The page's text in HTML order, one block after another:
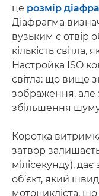
це розмір
Діафрагма
вузьким є отвір
кількість
Настройка ISO
світла: що вище
зображення, але
збільшення
Коротка
затвор
мілісекунду), дає
об’єкт, який
мотоцикліста,